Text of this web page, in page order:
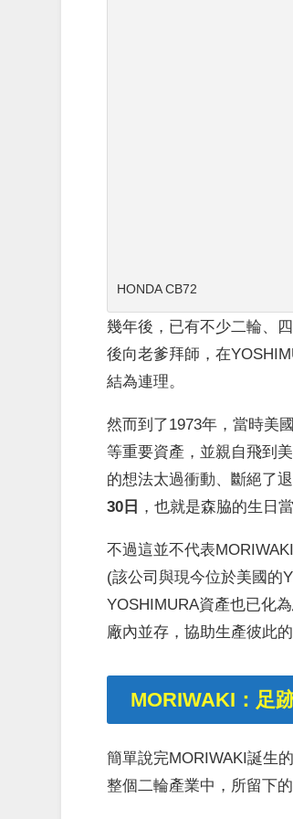
HONDA CB72
幾年後，已有不少二輪、
後向老爹拜師，在
結為連理。
然而到了1973年，當時美
等重要資產，並親自飛到
的想法太過衝動、斷絕了
30日
，也就是森脇的生日
不過這並不代表
(該公司與現今位於美國的
YOSHIMURA資產也已化
廠內並存，協助生產彼此
MORIWAKI：足
簡單說完MORIWAKI誕生
整個二輪產業中，所留下